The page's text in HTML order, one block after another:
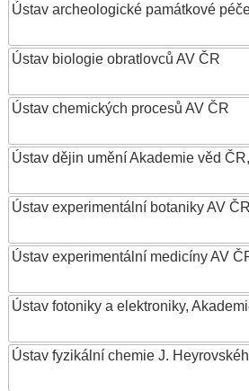
Ústav archeologické památkové
Ústav biologie obratlovců AV ČR
Ústav chemických procesů AV ČR
Ústav dějin umění Akademie věd
Ústav experimentální botaniky AV ČR
Ústav experimentální medicíny AV
Ústav fotoniky a elektroniky,
Ústav fyzikální chemie J.